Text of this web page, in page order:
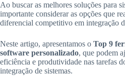
Ao buscar as melhores soluções para
importante considerar as opções que
diferencial competitivo em integração
Neste artigo, apresentamos o Top 9
software personalizado, que podem
eficiência e produtividade nas tarefas
integração de sistemas.